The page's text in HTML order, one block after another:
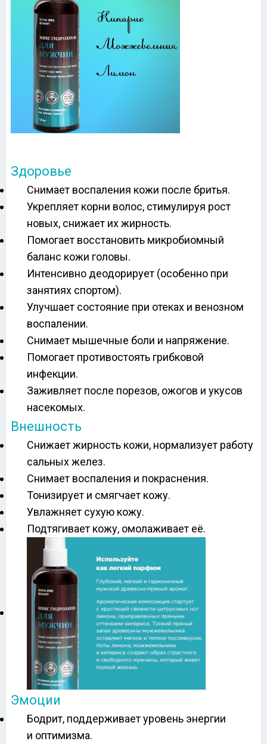
Здоровье
Снимает воспаления кожи после бритья.
Укрепляет корни волос, стимулируя рост
новых, снижает их жирность.
Помогает восстановить микробиомный
баланс кожи головы.
Интенсивно деодорирует (особенно при
занятиях спортом).
Улучшает состояние при отеках и венозном
воспалении.
Снимает мышечные боли и напряжение.
Помогает противостоять грибковой
инфекции.
Заживляет после порезов, ожогов и укусов
насекомых.
Внешность
Снижает жирность кожи, нормализует работу
сальных желез.
Снимает воспаления и покраснения.
Тонизирует и смягчает кожу.
Увлажняет сухую кожу.
Подтягивает кожу, омолаживает её.
Эмоции
Бодрит, поддерживает уровень энергии
и оптимизма.